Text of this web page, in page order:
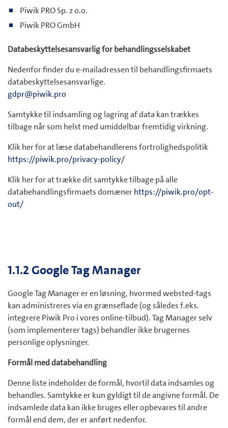
Piwik PRO Sp. z o.o.
Piwik PRO GmbH
Databeskyttelsesansvarlig for behandlingsselskabet
Nedenfor finder du e-mailadressen til behandlingsfirmaets
databeskyttelsesansvarlige.
gdpr@piwik.pro
Samtykke til indsamling og lagring af data kan trækkes
tilbage når som helst med umiddelbar fremtidig virkning.
Klik her for at læse databehandlerens fortrolighedspolitik
https://piwik.pro/privacy-policy/
Klik her for at trække dit samtykke tilbage på alle
databehandlingsfirmaets domænerhttps://piwik.pro/opt-
out/
1.1.2 Google Tag Manager
Google Tag Manager er en løsning, hvormed websted-tags
kan administreres via en grænseflade (og således f.eks.
integrere Piwik Pro i vores online-tilbud). Tag Manager selv
(som implementerer tags) behandler ikke brugernes
personlige oplysninger.
Formål med databehandling
Denne liste indeholder de formål, hvortil data indsamles og
behandles. Samtykke er kun gyldigt til de angivne formål. De
indsamlede data kan ikke bruges eller opbevares til andre
formål end dem, der er anført nedenfor.